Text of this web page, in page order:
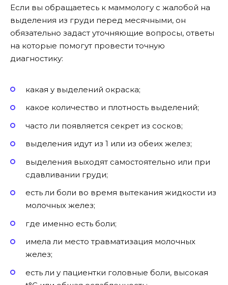
Если вы обращаетесь к маммологу с жалобой на
выделения из груди перед месячными, он
обязательно задаст уточняющие вопросы, ответы
на которые помогут провести точную
диагностику:
какая у выделений окраска;
какое количество и плотность выделений;
часто ли появляется секрет из сосков;
выделения идут из 1 или из обеих желез;
выделения выходят самостоятельно или при
сдавливании груди;
есть ли боли во время вытекания жидкости из
молочных желез;
где именно есть боли;
имела ли место травматизация молочных
желез;
есть ли у пациентки головные боли, высокая